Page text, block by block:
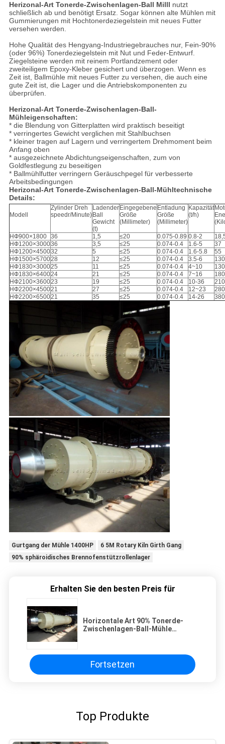
Herizonal-Art Tonerde-Zwischenlagen-Ball Milll nutzt
schließlich ab und benötigt Ersatz. Sogar können alte Mühlen mit
Gummierungen mit Hochtonerdeziegelstein mit neues Futter
versehen werden.
Hohe Qualität des Hengyang-Industriegebrauches nur, Fein-90%
(oder 96%) Tonerdeziegelstein mit Nut und Feder-Entwurf.
Ziegelsteine werden mit reinem Portlandzement oder
zweiteiligem Epoxy-Kleber gesichert und überzogen. Wenn es
Zeit ist, Ballmühle mit neues Futter zu versehen, die auch eine
gute Zeit ist, die Lager und die Antriebskomponenten zu
überprüfen.
Herizonal-Art Tonerde-Zwischenlagen-Ball-
Mühleigenschaften:
* die Blendung von Gitterplatten wird praktisch beseitigt
* verringertes Gewicht verglichen mit Stahlbuchsen
* kleiner tragen auf Lagern und verringertem Drehmoment beim
Anfang oben
* ausgezeichnete Abdichtungseigenschaften, zum von
Goldfestlegung zu beseitigen
* Ballmühlfutter verringern Geräuschpegel für verbesserte
Arbeitsbedingungen
Herizonal-Art Tonerde-Zwischenlagen-Ball-Mühltechnische
Details:
Modell
Zylinder Dreh
speedr/Minute)
Ladender
Ball
Gewicht
(t)
Eingegebene
Größe
(Millimeter)
Entladung
Größe
(Millimeter)
Kapazität
(t/h)
HФ900×1800 36 1,5 ≤20 0.075-0.89 0.8-2
HФ1200×300036 3,5 ≤25 0.074-0.4 1.6-5
37
HФ1200×450032 5 ≤25 0.074-0.4 1.6-5.8
55
HФ1500×570028 12 ≤25 0.074-0.4 3.5-6
130
HФ1830×300025 11 ≤25 0.074-0.4 4~10
130
HФ1830×640024 21 ≤25 0.074-0.4 7~16
180
HФ2100×360023 19 ≤25 0.074-0.4 10-36
210
HФ2200×450021 27 ≤25 0.074-0.4 12~23
280
HФ2200×650021 35 ≤25 0.074-0.4 14-26 380
Gurtgang der Mühle 1400HP
6 5M Rotary Kiln Girth Gang
90% sphäroidisches Brennofenstützrollenlager
Erhalten Sie den besten Preis für
Horizontale Art 90% Tonerde-
Zwischenlagen-Ball-Mühle
Fortsetzen
Top Produkte